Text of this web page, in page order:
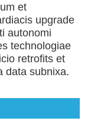
et
upgrade
autonomi
technologiae
retrofits et
data subnixa.